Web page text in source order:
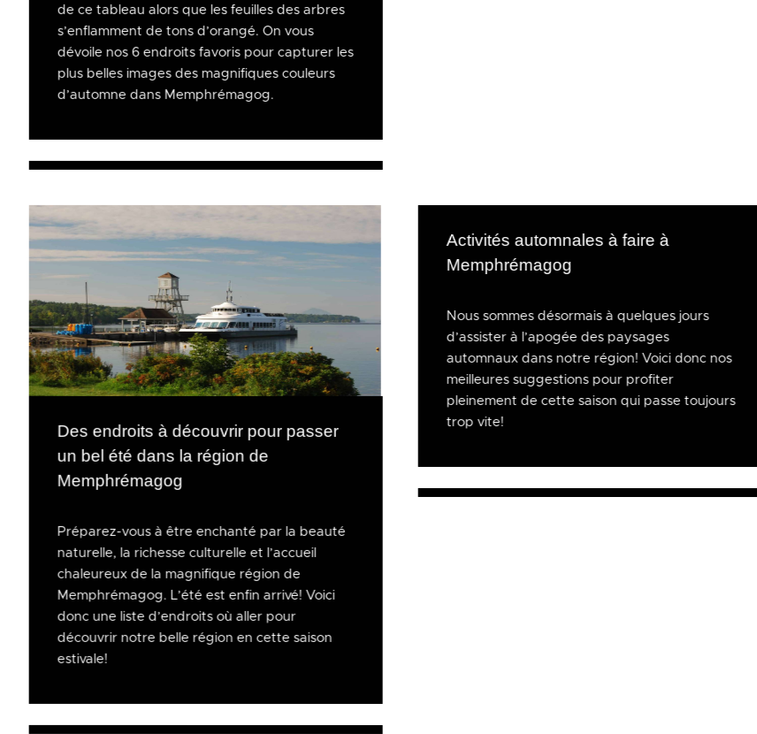
de ce tableau alors que les feuilles des arbres
s’enflamment de tons d’orangé. On vous
dévoile nos 6 endroits favoris pour capturer les
plus belles images des magnifiques couleurs
d’automne dans Memphrémagog.
Des endroits à découvrir pour passer
un bel été dans la région de
Memphrémagog
Préparez-vous à être enchanté par la beauté
naturelle, la richesse culturelle et l’accueil
chaleureux de la magnifique région de
Memphrémagog. L’été est enfin arrivé! Voici
donc une liste d’endroits où aller pour
découvrir notre belle région en cette saison
estivale!
Activités automnales à faire à
Memphrémagog
Nous sommes désormais à quelques jours
d’assister à l’apogée des paysages
automnaux dans notre région! Voici donc nos
meilleures suggestions pour profiter
pleinement de cette saison qui passe toujours
trop vite!